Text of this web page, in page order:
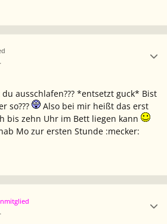
ausschlafen??? *entsetzt guck* Bist
so???
Also bei mir heißt das erst
bis zehn Uhr im Bett liegen kann
Mo zur ersten Stunde :mecker: